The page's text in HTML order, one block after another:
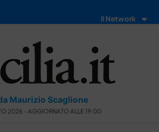
Il Network
Maurizio Scaglione
2026 - AGGIORNATO ALLE 19:00